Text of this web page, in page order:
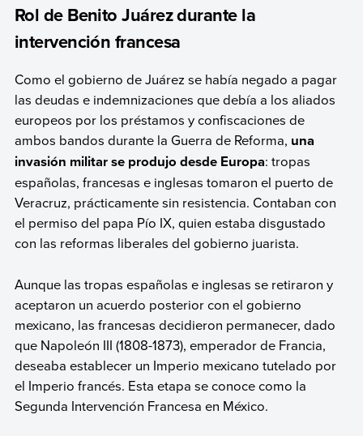
Rol de Benito Juárez durante la
intervención francesa
Como el gobierno de Juárez se había negado a pagar
las deudas e indemnizaciones que debía a los aliados
europeos por los préstamos y confiscaciones de
ambos bandos durante la Guerra de Reforma, una
invasión militar se produjo desde Europa: tropas
españolas, francesas e inglesas tomaron el puerto de
Veracruz, prácticamente sin resistencia. Contaban con
el permiso del papa Pío IX, quien estaba disgustado
con las reformas liberales del gobierno juarista.
Aunque las tropas españolas e inglesas se retiraron y
aceptaron un acuerdo posterior con el gobierno
mexicano, las francesas decidieron permanecer, dado
que Napoleón III (1808-1873), emperador de Francia,
deseaba establecer un Imperio mexicano tutelado por
el Imperio francés. Esta etapa se conoce como la
Segunda Intervención Francesa en México.